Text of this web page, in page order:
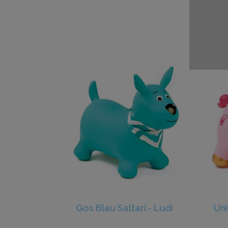
Gos Blau Saltarí - Ludi